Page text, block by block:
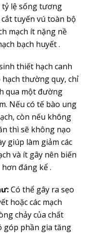
tỷ lệ sống tương
tuyến vú toàn bộ
mạch ít nặng nề
bạch huyết .
thiết hạch canh
thường quy, chỉ
qua một đường
Nếu có tế bào ung
còn nếu không
thì sẽ không nạo
giúp làm giảm các
và ít gây nên biến
đáng kể .
Có thể gây ra sẹo
hoặc các mạch
chảy của chất
góp phần gia tăng